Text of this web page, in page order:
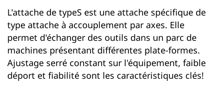
L'attache de typeS est une attache spécifique de
type attache à accouplement par axes. Elle
permet d'échanger des outils dans un parc de
machines présentant différentes plate-formes.
Ajustage serré constant sur l'équipement, faible
déport et fiabilité sont les caractéristiques clés!